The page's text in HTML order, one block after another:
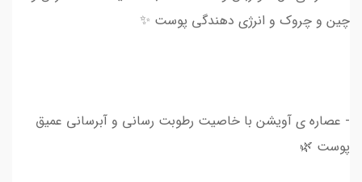
چین و چروک و انرژی دهندگی پوست ✨
- عصاره ی آویشن با خاصیت رطوبت رسانی و آبرسانی عمیق
پوست 🌿